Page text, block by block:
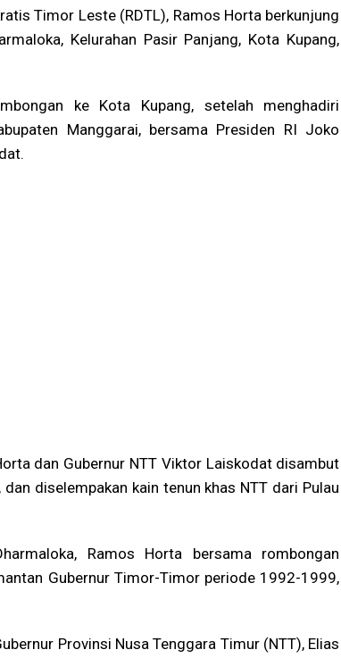
Timor Leste (RDTL), Ramos Horta berkunjung
Kelurahan Pasir Panjang, Kota Kupang,
ke Kota Kupang, setelah menghadiri
Manggarai, bersama Presiden RI Joko
dan Gubernur NTT Viktor Laiskodat disambut
diselempakan kain tenun khas NTT dari Pulau
Ramos Horta bersama rombongan
Gubernur Timor-Timor periode 1992-1999,
Provinsi Nusa Tenggara Timur (NTT), Elias